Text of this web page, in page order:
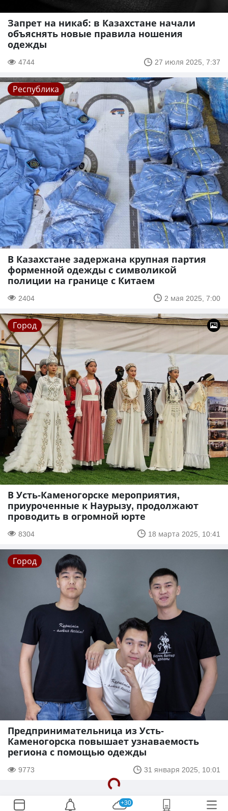
Запрет на никаб: в Казахстане начали
объяснять новые правила ношения
одежды
4744 27 июля 2025, 7:37
Республика
В Казахстане задержана крупная партия
форменной одежды с символикой
полиции на границе с Китаем
2404 2 мая 2025, 7:00
Город
В Усть-Каменогорске мероприятия,
приуроченные к Наурызу, продолжают
проводить в огромной юрте
8304 18 марта 2025, 10:41
Город
Предпринимательница из Усть-
Каменогорска повышает узнаваемость
региона с помощью одежды
9773 31 января 2025, 10:01
+30